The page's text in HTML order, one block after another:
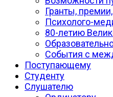
Гранты,
Психолого-
80-летию
События с
Поступающему
Студенту
Слушателю